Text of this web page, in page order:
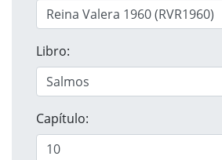
Libro:
Capítulo: